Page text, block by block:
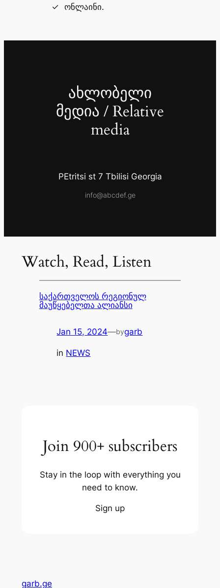
ონლაინი.
ახლობელი
მედია / Relative
media
PEtritsi st 7 Tbilisi Georgia
info@abcdef.ge
Watch, Read, Listen
საქართველოს რეგიონულ
მაუწყებელთა ალიანსი
Jan 15, 2024—bygarb
in NEWS
Join 900+ subscribers
Stay in the loop with everything you
need to know.
Sign up
garb.ge